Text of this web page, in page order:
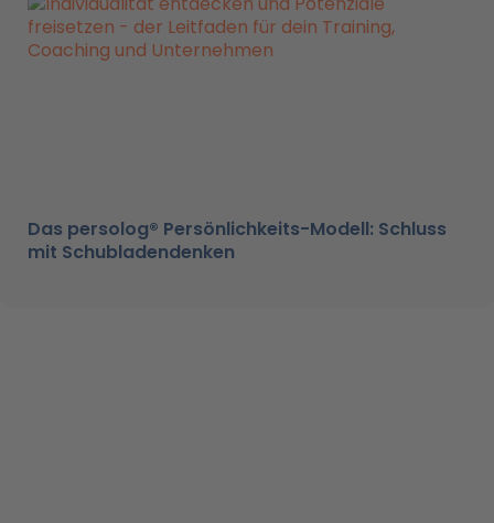
Das persolog® Persönlichkeits-Modell: Schluss
mit Schubladendenken